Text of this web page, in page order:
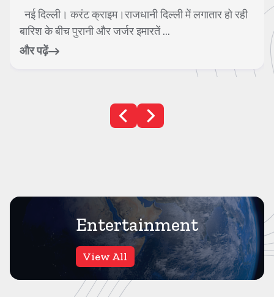
नई दिल्ली। करंट क्राइम।राजधानी दिल्ली में लगातार हो रही
बारिश के बीच पुरानी और जर्जर इमारतें ...
और पढ़ें
Entertainment
View All